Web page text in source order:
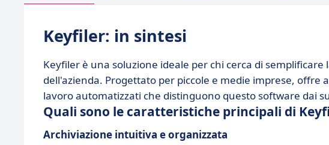
Keyfiler: in sintesi
Keyfiler è una soluzione ideale per chi cerca di
dell'azienda. Progettato per piccole e medie imprese, offre
lavoro automatizzati che distinguono questo software dai
Quali sono le caratteristiche principali di
Archiviazione intuitiva e organizzata